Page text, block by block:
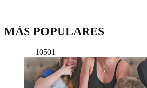
MÁS POPULARES
10501